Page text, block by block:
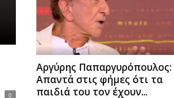
0
Αργύρης Παπαργυρόπουλος:
Απαντά στις φήμες ότι τα
παιδιά του τον έχουν...